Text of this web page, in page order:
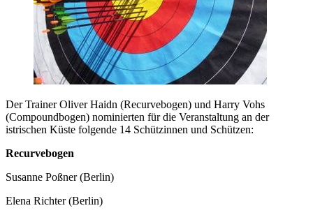
Der Trainer Oliver Haidn (Recurvebogen) und Harry Vohs
(Compoundbogen) nominierten für die Veranstaltung an der
istrischen Küste folgende 14 Schützinnen und Schützen:
Recurvebogen
Susanne Poßner (Berlin)
Elena Richter (Berlin)